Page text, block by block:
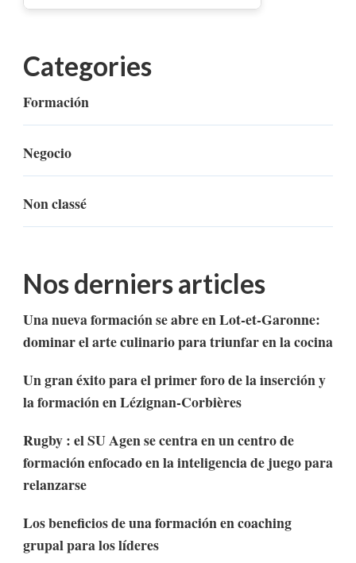
Categories
Formación
Negocio
Non classé
Nos derniers articles
Una nueva formación se abre en Lot-et-Garonne:
dominar el arte culinario para triunfar en la cocina
Un gran éxito para el primer foro de la inserción y
la formación en Lézignan-Corbières
Rugby : el SU Agen se centra en un centro de
formación enfocado en la inteligencia de juego para
relanzarse
Los beneficios de una formación en coaching
grupal para los líderes